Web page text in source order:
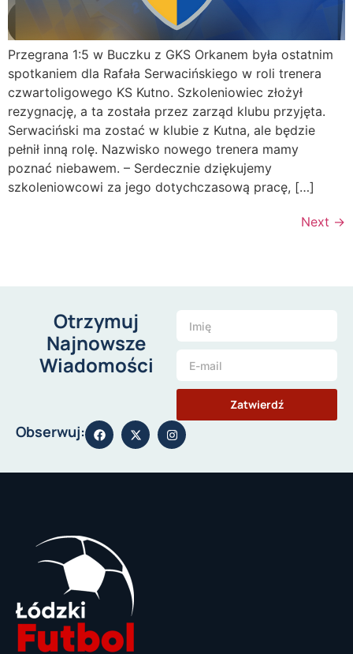
Przegrana 1:5 w Buczku z GKS Orkanem była ostatnim
spotkaniem dla Rafała Serwacińskiego w roli trenera
czwartoligowego KS Kutno. Szkoleniowiec złożył
rezygnację, a ta została przez zarząd klubu przyjęta.
Serwaciński ma zostać w klubie z Kutna, ale będzie
pełnił inną rolę. Nazwisko nowego trenera mamy
poznać niebawem. – Serdecznie dziękujemy
szkoleniowcowi za jego dotychczasową pracę, […]
Next →
Otrzymuj
Najnowsze
Wiadomości
Zatwierdź
Obserwuj: